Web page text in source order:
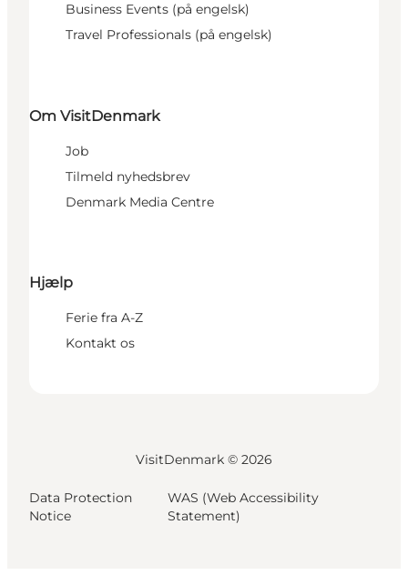
Business Events (på engelsk)
Travel Professionals (på engelsk)
Om VisitDenmark
Job
Tilmeld nyhedsbrev
Denmark Media Centre
Hjælp
Ferie fra A-Z
Kontakt os
VisitDenmark © 2026
Data Protection
Notice
WAS (Web Accessibility
Statement)